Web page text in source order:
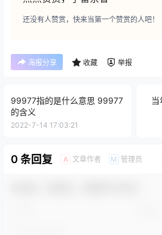
还没有人赞赏，快来当第一个赞赏的人吧！
海报分享 收藏 举报
99977指的是什么意思 99977
的含义
2022-7-14 17:03:21
当
0 条回复 A 文章作者 M 管理员